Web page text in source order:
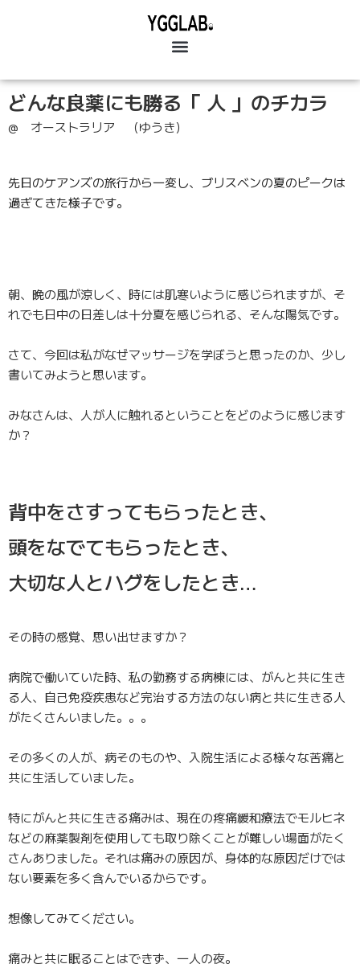
どんな良薬にも勝る「 人 」のチカラ
@ オーストラリア （ゆうき）
先日のケアンズの旅行から一変し、ブリスベンの夏のピークは
過ぎてきた様子です。
朝、晩の風が涼しく、時には肌寒いように感じられますが、そ
れでも日中の日差しは十分夏を感じられる、そんな陽気です。
さて、今回は私がなぜマッサージを学ぼうと思ったのか、 少し
書いてみようと思います。
みなさんは、人が人に触れるということをどのように感じます
か？
背中をさすってもらったとき、
頭をなでてもらったとき、
大切な人とハグをしたとき…
その時の感覚、思い出せますか？
病院で働いていた時、私の勤務する病棟には、 がんと共に生き
る人、自己免疫疾患など完治する方法のない病と共に生きる人
がたくさんいました。。。
その多くの人が、病そのものや、 入院生活による様々な苦痛と
共に生活していました。
特にがんと共に生きる痛みは、 現在の疼痛緩和療法でモルヒネ
などの麻薬製剤を使用しても取り除くことが難しい場面がたく
さんありました。それは痛みの原因が、 身体的な原因だけでは
ない要素を多く含んでいるからです。
想像してみてください。
痛みと共に眠ることはできず、一人の夜。